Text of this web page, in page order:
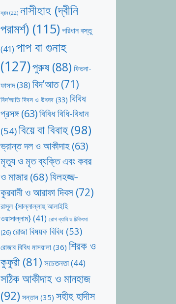
স্রাব(22) নাসীহাহ (দ্বীনি
পরামর্শ) (115)পরিধান বস্তু
(41) পাপ বা গুনাহ
(127)পুরুষ(88) ফিতনা-
ফাসাদ(38) বিদ’আত(71)
বিদ’আতি দিবস ও উৎসব (33) বিবিধ
প্রসঙ্গ(63)বিবিধ বিধি-বিধান
(54)বিয়ে বা বিবাহ (98)
ভ্রান্ত দল ও আকীদাহ(63)
মৃত্যু ও মৃত ব্যক্তি এবং কবর
ও মাজার(68)যিলহজ্জ-
কুরবানী ও আরাফা দিবস (72)
রাসূল {সাল্লাল্লাহু আলাইহি
ওয়াসাল্লাম}(41) রোগ ব্যাধি ও চিকিৎসা
(26) রোজা বিষয়ক বিবিধ(53)
রোজার বিবিধ মাসয়ালা (36) শিরক ও
কুফুরী (81) সচেতনতা(44)
সঠিক আকীদাহ ও মানহাজ
(92) সন্তান (35) সহীহ হাদীস